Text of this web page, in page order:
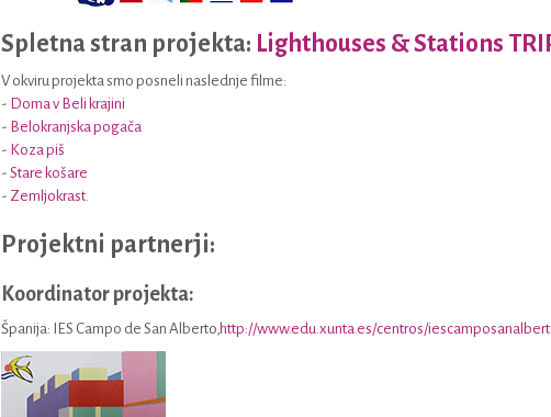
Spletna stran projekta: Lighthouses & Stations
V okviru projekta smo posneli naslednje filme:
- Doma v Beli krajini
- Belokranjska pogača
- Koza piš
- Stare košare
- Zemljokrast.
Projektni partnerji:
Koordinator projekta:
Španija: IES Campo de San Alberto,http://www.edu.xunta.es/centros/